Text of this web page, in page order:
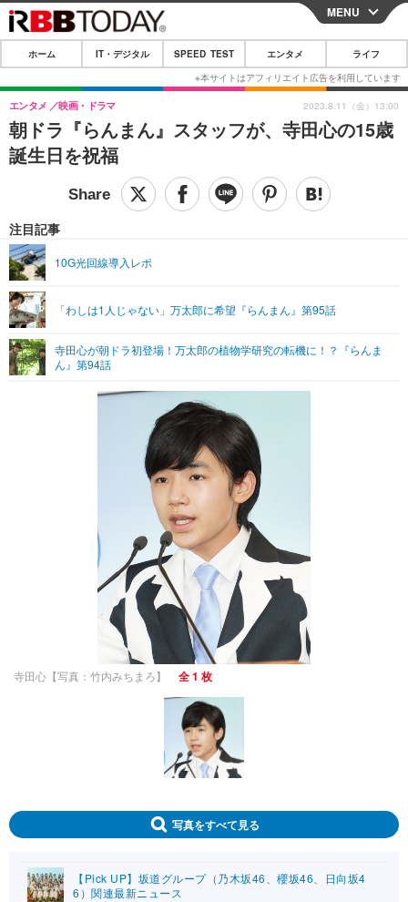
CLOSE
ホーム
IT・デジタル
IT・デジタルTOP スマートフォン
ショッピング その他
SPEED TEST
エンタメTOP 映画・ドラマ
グラビア ブログ
ショッピング その他
ライフTOP
リリース一覧
プッシュ通知の停止方法
MENU
ホーム IT・デジタル SPEED TEST エンタメ ライフ
朝ドラ『らんまん』スタッフが、寺田心の15歳
誕生日を祝福
エンタメ 映画・ドラマ
注目記事
10G光回線導入レポ
「わしは1人じゃない」万太郎に希望『らんまん』第95話
寺田心が朝ドラ初登場！万太郎の植物学研究の転機に！？『らんま
ん』第94話
2023.8.11（金）13:00
寺田心【写真：竹内みちまろ】 全 1 枚
写真をすべて見る
【Pick UP】坂道グループ（乃木坂46、櫻坂46、日向坂4
6）関連最新ニュース